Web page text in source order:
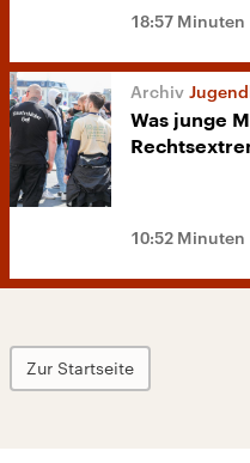
18:57 Minuten
Was junge
10:52 Minuten
Zur Startseite